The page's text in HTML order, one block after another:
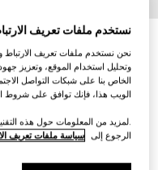
محفظة Ophidia صغيرة الحجم
نستخدم ملفات تعريف
نحن نستخدم ملفات تعريف الارتباط
وتحليل استخدام الموقع، وتعزيز
الخاص بنا على شبكات التواصل
الويب هذا، فإنك توافق على شروط
.لمزيد من المعلومات حول هذه
الرجوع إلى سياسة ملفات تعريف